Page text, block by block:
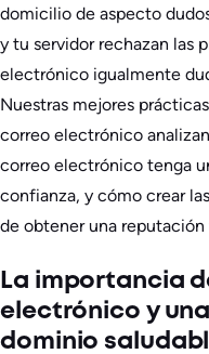
domicilio de aspecto
y tu servidor rechazan las
electrónico igualmente
Nuestras mejores
correo electrónico
correo electrónico tenga
confianza, y cómo crear
de obtener una
La importancia
electrónico y
dominio